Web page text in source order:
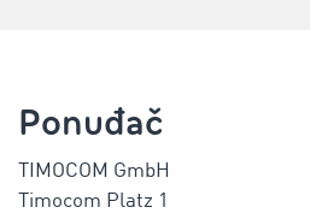
Ponuđač
TIMOCOM GmbH
Timocom Platz 1